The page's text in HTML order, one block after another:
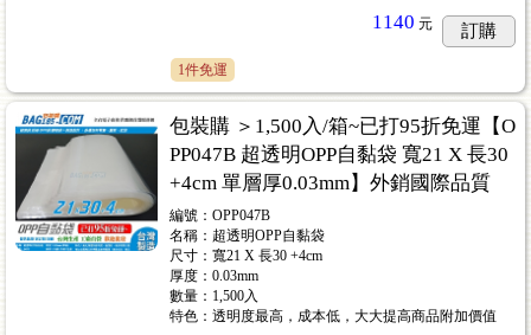
1140 元 訂購
1件免運
包裝購 ＞1,500入/箱~已打95折免運【O
PP047B 超透明OPP自黏袋 寬21 X 長30
+4cm 單層厚0.03mm】外銷國際品質
編號：OPP047B
名稱：超透明OPP自黏袋
尺寸：寬21 X 長30 +4cm
厚度：0.03mm
數量：1,500入
特色：透明度最高，成本低，大大提高商品附加價值